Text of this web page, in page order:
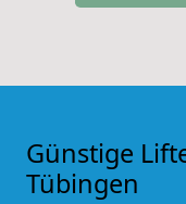
Günstige
Tübingen